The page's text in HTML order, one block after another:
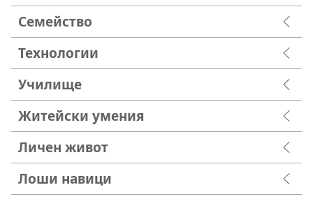
Семейство
Технологии
Училище
Житейски умения
Личен живот
Лоши навици